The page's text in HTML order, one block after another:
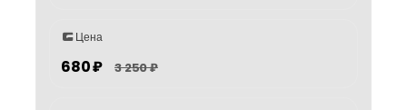
Цена
680 ₽ 3 250 ₽